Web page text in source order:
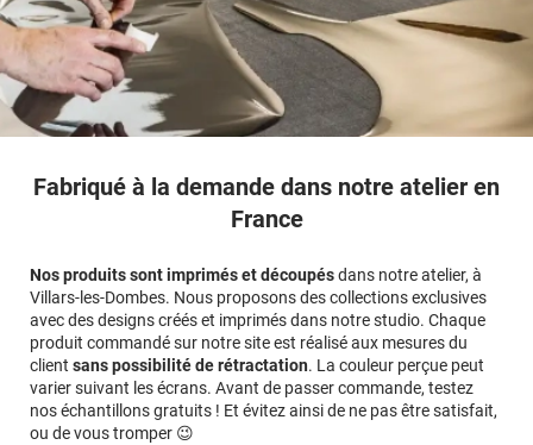
Fabriqué à la demande dans notre atelier en
France
Nos produits sont imprimés et découpésdans notre atelier, à
Villars-les-Dombes. Nous proposons des collections exclusives
avec des designs créés et imprimés dans notre studio. Chaque
produit commandé sur notre site est réalisé aux mesures du
client sans possibilité de rétractation. La couleur perçue peut
varier suivant les écrans. Avant de passer commande, testez
nos échantillons gratuits ! Et évitez ainsi de ne pas être satisfait,
ou de vous tromper 😉
regardant horizontalement) : les diagonales sont montantes et
partent de la droite pour aller sur la gauche.
Pour vous rendre compte de la qualité et du rendu de notre
produit sur votre véhicule, n'hésitez pas à commander un
échantillon gratuit.